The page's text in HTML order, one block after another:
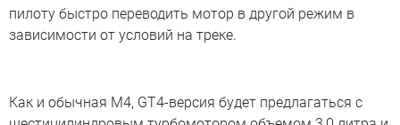
пилоту быстро переводить мотор в другой режим в
зависимости от условий на треке.
Как и обычная M4, GT4-версия будет предлагаться с